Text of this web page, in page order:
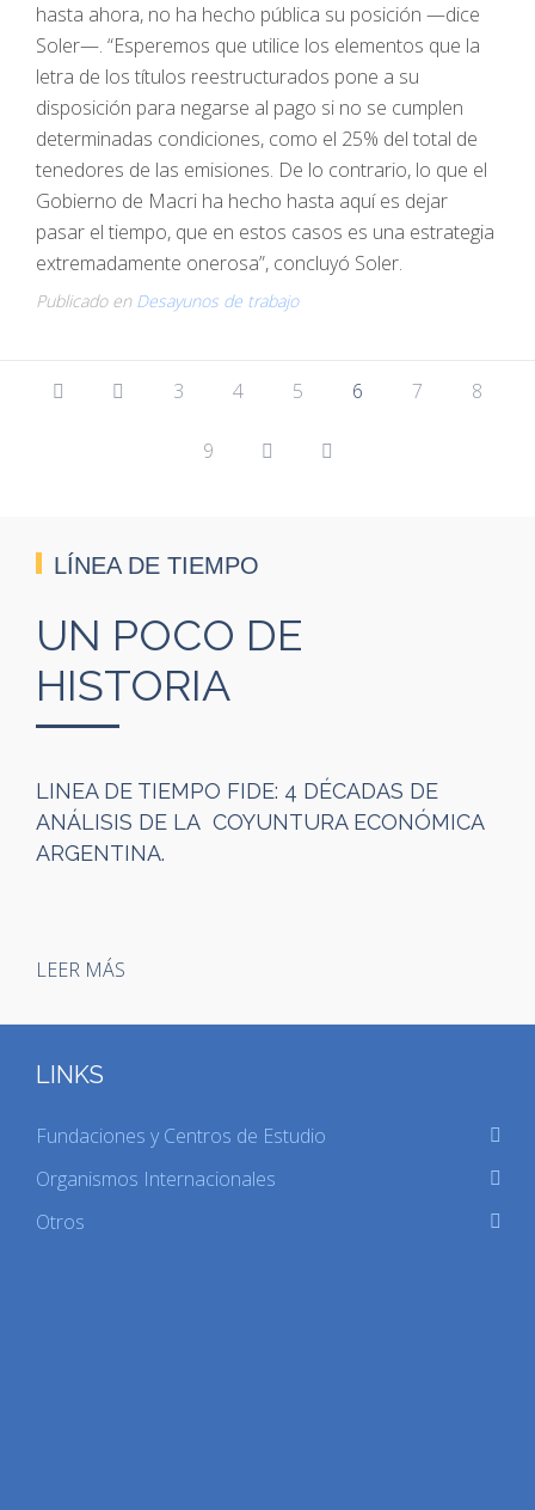
hasta ahora, no ha hecho pública su posición —dice
Soler—. “Esperemos que utilice los elementos que la
letra de los títulos reestructurados pone a su
disposición para negarse al pago si no se cumplen
determinadas condiciones, como el 25% del total de
tenedores de las emisiones. De lo contrario, lo que el
Gobierno de Macri ha hecho hasta aquí es dejar
pasar el tiempo, que en estos casos es una estrategia
extremadamente onerosa”, concluyó Soler.
Publicado en Desayunos de trabajo
3 4 5 6 7 8
9
LÍNEA DE TIEMPO
UN POCO DE
HISTORIA
LINEA DE TIEMPO FIDE: 4 DÉCADAS DE
ANÁLISIS DE LA COYUNTURA ECONÓMICA
ARGENTINA.
LEER MÁS
LINKS
Fundaciones y Centros de Estudio
Organismos Internacionales
Otros